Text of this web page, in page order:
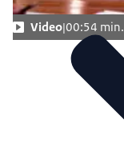
Video 00:54 min.